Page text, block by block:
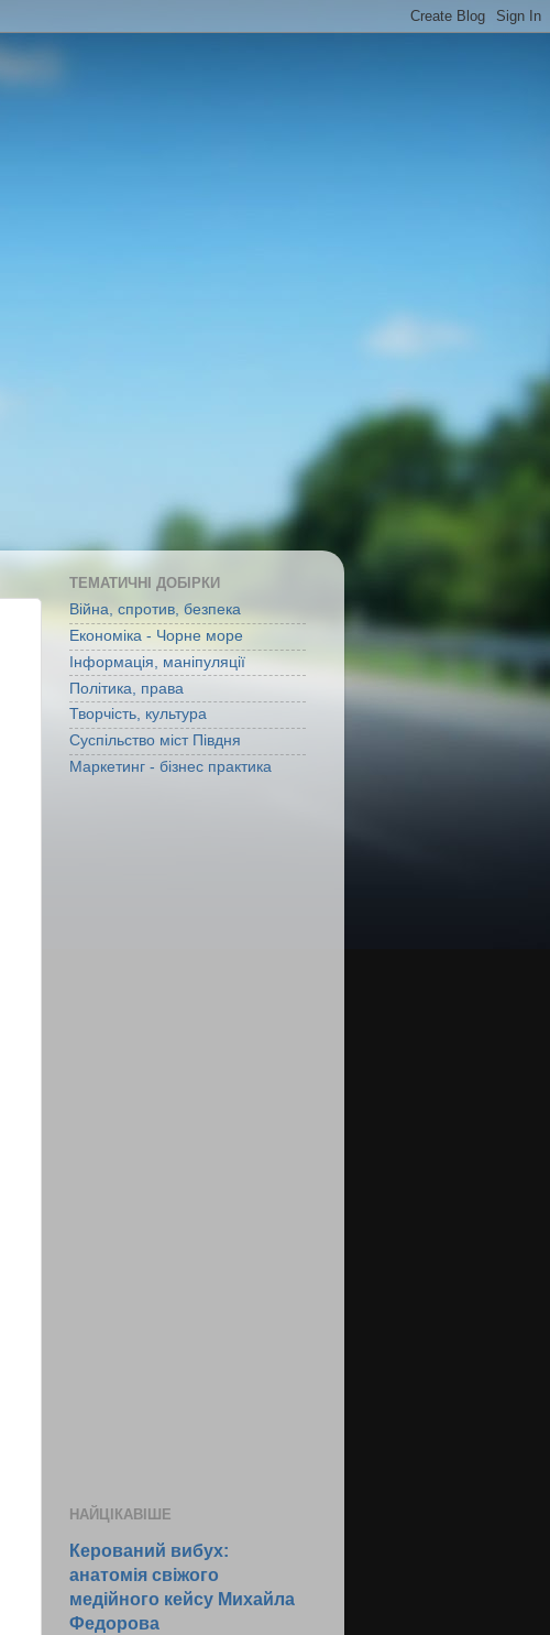
ТЕМАТИЧНІ ДОБІРКИ
Війна, спротив, безпека
Економіка - Чорне море
Інформація, маніпуляції
Політика, права
Творчість, культура
Суспільство міст Півдня
Маркетинг - бізнес практика
НАЙЦІКАВІШЕ
Керований вибух:
анатомія свіжого
медійного кейсу Михайла
Федорова